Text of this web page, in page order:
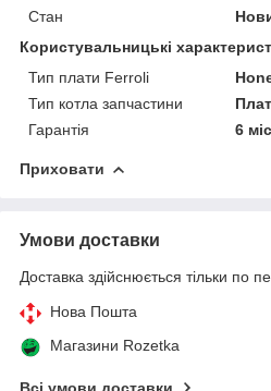
Стан
Користувальницькі
Тип плати Ferroli
Тип котла запчастини
Гарантія
6
Приховати
Умови доставки
Доставка здійснюється тільки по
Нова Пошта
Магазини Rozetka
Всі умови доставки